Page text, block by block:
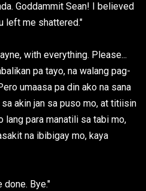
Goddammit Sean! I believed
left me shattered."
with everything. Please...
pa tayo, na walang pag-
umaasa pa din ako na sana
akin jan sa puso mo, at titiisin
lang para manatili sa tabi mo,
na ibibigay mo, kaya
done. Bye."